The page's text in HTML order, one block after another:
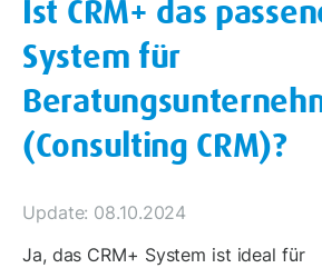
Ist CRM+ das
System für
(Consulting CRM)?
Update: 08.10.2024
Ja, das CRM+ System ist ideal für